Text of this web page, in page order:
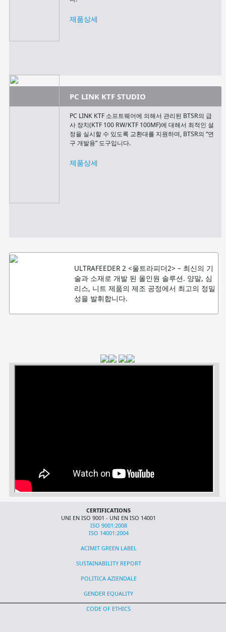
제품상세
PC LINK KTF STUDIO
PC LINK KTF 소프트웨어에 의해서 관리된 BTSR의 급
사 장치(KTF 100 RW/KTF 100MF)에 대해서 최적인 설
정을 실시할 수 있도록 교환대를 지원하며, BTSR의 “연
구 개발용” 도구입니다.
제품상세
ULTRAFEEDER 2 <울트라피더2> – 최신의 기
술과 소재로 개발 된 올인원 솔루션. 양말, 심
리스, 니트 제품의 제조 공정에서 최고의 정밀
성을 발휘합니다.
CERTIFICATIONS
UNI EN ISO 9001 - UNI EN ISO 14001
ISO 9001:2008
ISO 14001:2004
ACIMIT GREEN LABEL
SUSTAINABILITY REPORT
POLITICA AZIENDALE
GENDER EQUALITY
CODE OF ETHICS